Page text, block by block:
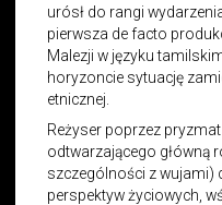
urósł do rangi
pierwsza de facto
Malezji w języku
horyzoncie sytuację
etnicznej.
Reżyser poprzez
odtwarzającego główną
szczególności z wujami)
perspektyw życiowych,